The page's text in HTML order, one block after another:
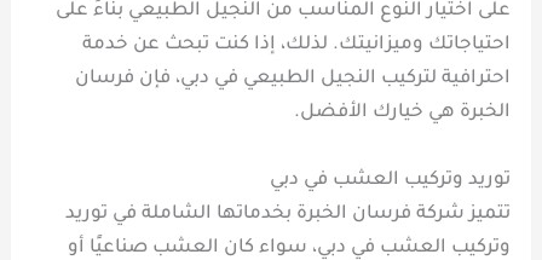
على اختيار النوع المناسب من النجيل الطبيعي بناءً على
احتياجاتك وميزانيتك. لذلك، إذا كنت تبحث عن خدمة
احترافية لتركيب النجيل الطبيعي في دبي، فإن فرسان
الخبرة هي خيارك الأفضل.
توريد وتركيب العشب في دبي
تتميز شركة فرسان الخبرة بخدماتها الشاملة في توريد
وتركيب العشب في دبي، سواء كان العشب صناعيًا أو